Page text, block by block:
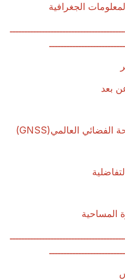
الجغرافية
بعد
الفضائي العالمي (GNSS)
المساحية